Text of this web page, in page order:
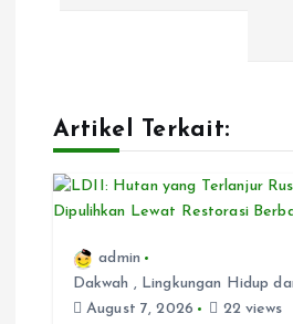
g
a
Artikel Terkait:
admin
Dakwah , Lingkungan Hidup
August 7, 2026
22 views